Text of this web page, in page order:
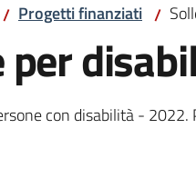
/ Progetti finanziati /
con disabilità -